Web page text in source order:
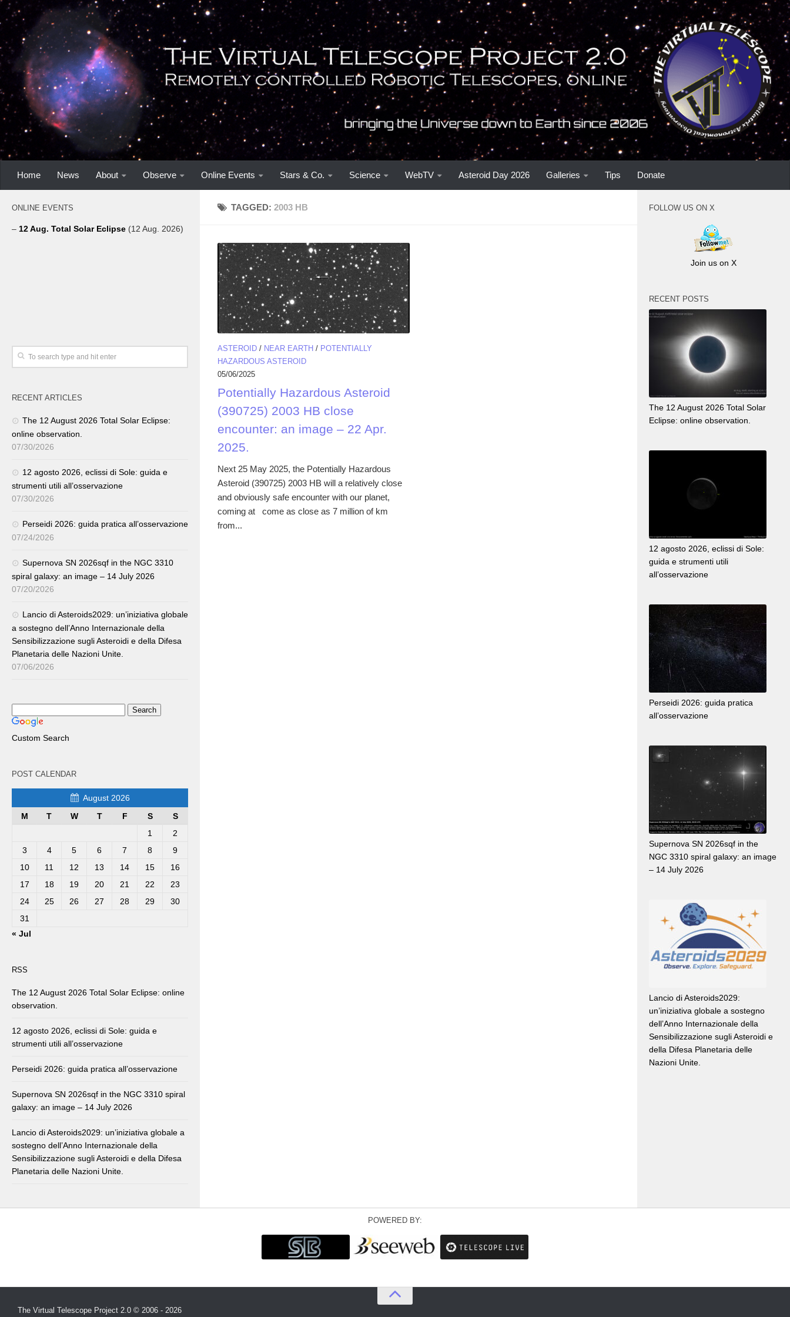
Home News About Observe Online Events Stars & Co. Science WebTV Asteroid Day 2026 Galleries Tips Donate
TAGGED:2003 HB
ASTEROID / NEAR EARTH / POTENTIALLY
HAZARDOUS ASTEROID
05/06/2025
Potentially Hazardous Asteroid
(390725) 2003 HB close
encounter: an image – 22 Apr.
2025.
Next 25 May 2025, the Potentially Hazardous
Asteroid (390725) 2003 HB will a relatively close
and obviously safe encounter with our planet,
coming at come as close as 7 million of km
from...
ONLINE EVENTS
– 12 Aug. Total Solar Eclipse (12 Aug. 2026)
RECENT ARTICLES
The 12 August 2026 Total Solar Eclipse:
online observation.
07/30/2026
12 agosto 2026, eclissi di Sole: guida e
strumenti utili all’osservazione
07/30/2026
Perseidi 2026: guida pratica all’osservazione
07/24/2026
Supernova SN 2026sqf in the NGC 3310
spiral galaxy: an image – 14 July 2026
07/20/2026
Lancio di Asteroids2029: un’iniziativa globale
a sostegno dell’Anno Internazionale della
Sensibilizzazione sugli Asteroidi e della Difesa
Planetaria delle Nazioni Unite.
07/06/2026
Custom Search
POST CALENDAR
August 2026
M
T W T F S
S
1
2
3
4 5 6 7 8
9
10
11 12 13 14 15
16
17
18 19 20 21 22
23
24
25 26 27 28 29
30
31
« Jul
RSS
The 12 August 2026 Total Solar Eclipse: online
observation.
12 agosto 2026, eclissi di Sole: guida e
strumenti utili all’osservazione
Perseidi 2026: guida pratica all’osservazione
Supernova SN 2026sqf in the NGC 3310 spiral
galaxy: an image – 14 July 2026
Lancio di Asteroids2029: un’iniziativa globale a
sostegno dell’Anno Internazionale della
Sensibilizzazione sugli Asteroidi e della Difesa
Planetaria delle Nazioni Unite.
FOLLOW US ON X
Join us on X
RECENT POSTS
The 12 August 2026 Total Solar
Eclipse: online observation.
12 agosto 2026, eclissi di Sole:
guida e strumenti utili
all’osservazione
Perseidi 2026: guida pratica
all’osservazione
Supernova SN 2026sqf in the
NGC 3310 spiral galaxy: an image
– 14 July 2026
Lancio di Asteroids2029:
un’iniziativa globale a sostegno
dell’Anno Internazionale della
Sensibilizzazione sugli Asteroidi e
della Difesa Planetaria delle
Nazioni Unite.
POWERED BY:
The Virtual Telescope Project 2.0 © 2006 - 2026